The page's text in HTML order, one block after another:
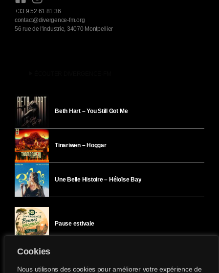
Cookies
Nous utilisons des cookies pour améliorer votre expérience de
+33 9 52 61 81 36
contact@divergence-fm.org
56 rue de l'industrie, 34070 Montpellier
Beth Hart – You Still Got Me
Tinariwen – Hoggar
Une Belle Histoire – Héloïse Bay
Pause estivale